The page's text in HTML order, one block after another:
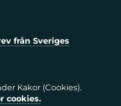
från Sveriges
Kakor (Cookies).
cookies.